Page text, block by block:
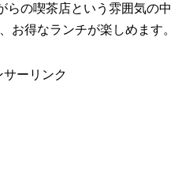
らの喫茶店という雰囲気の中
お得なランチが楽しめます。
サーリンク